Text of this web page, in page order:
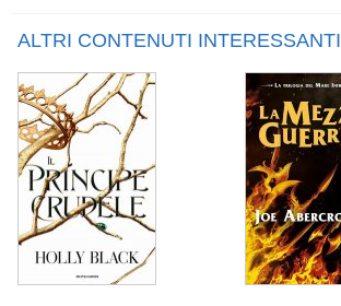
ALTRI CONTENUTI INTERESSANTI